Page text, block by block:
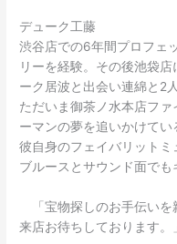
デューク工藤
渋谷店での6年間プロフェ
リーを経験。その後池袋
ーク居波と出会い連綿と2
ただいま御茶ノ水本店フ
ーマンの夢を追いかけてい
彼自身のフェイバリットミ
ブルースとサウンド面でも
「宝物探しのお手伝いを
来店お待ちしております。